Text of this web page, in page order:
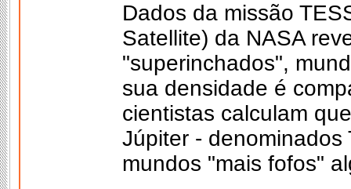
Dados da missão
Satellite) da NASA
"superinchados",
sua densidade é
cientistas calculam
Júpiter - denominados
mundos "mais fofos"